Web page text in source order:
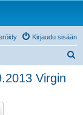
Kirjaudu sisään
Virgin